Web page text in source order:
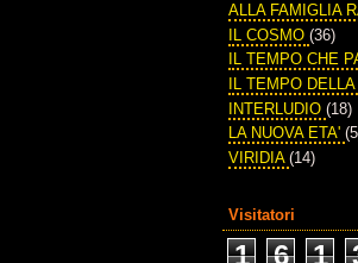
ALLA FAMIGLIA
IL COSMO (36)
IL TEMPO CHE
IL TEMPO
INTERLUDIO (18)
LA NUOVA ETA'
VIRIDIA (14)
Visitatori
1 6 1